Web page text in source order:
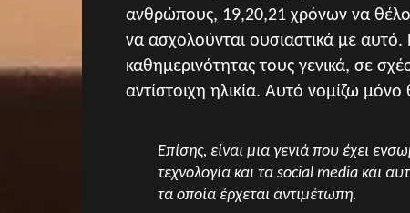
ανθρώπους, 19,20,21 χρόνων να
να ασχολούνται ουσιαστικά με
καθημερινότητας τους γενικά, σε
αντίστοιχη ηλικία. Αυτό νομίζω
Επίσης, είναι μια γενιά που έχει
τεχνολογία και τα social media και
τα οποία έρχεται αντιμέτωπη.